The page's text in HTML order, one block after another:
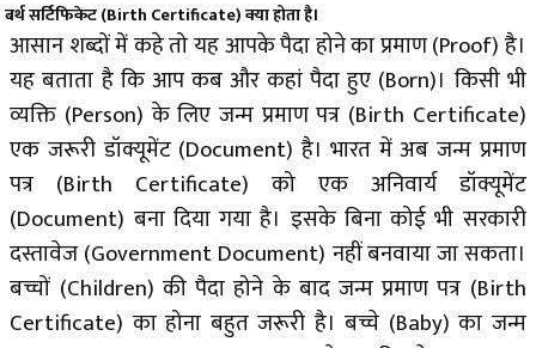
बर्थ सर्टिफिकेट (Birth Certificate) क्या होता है।
आसान शब्दों में कहे तो यह आपके पैदा होने का प्रमाण (Proof) है।
यह बताता है कि आप कब और कहां पैदा हुए (Born)। किसी भी
व्यक्ति (Person) के लिए जन्म प्रमाण पत्र (Birth Certificate)
एक जरूरी डॉक्यूमेंट (Document) है। भारत में अब जन्म प्रमाण
पत्र (Birth Certificate) को एक अनिवार्य डॉक्यूमेंट
(Document) बना दिया गया है। इसके बिना कोई भी सरकारी
दस्तावेज (Government Document) नहीं बनवाया जा सकता।
बच्चों (Children) की पैदा होने के बाद जन्म प्रमाण पत्र (Birth
Certificate) का होना बहुत जरूरी है। बच्चे (Baby) का जन्म